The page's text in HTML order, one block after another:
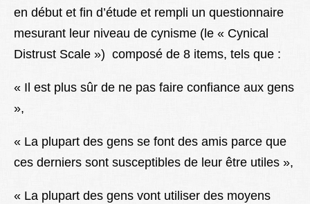
en début et fin d’étude et rempli un questionnaire
mesurant leur niveau de cynisme (le « Cynical
Distrust Scale ») composé de 8 items, tels que :
« Il est plus sûr de ne pas faire confiance aux gens
»,
« La plupart des gens se font des amis parce que
ces derniers sont susceptibles de leur être utiles »,
« La plupart des gens vont utiliser des moyens